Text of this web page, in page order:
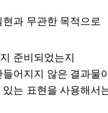
과 무관한 목적으로
준비되었는지
어지지 않은 결과물
는 표현을 사용해서